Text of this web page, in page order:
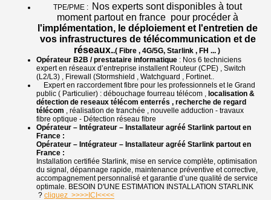
TPE/PME : Nos experts sont disponibles à tout
moment partout en france pour procéder à
l'implémentation, le déploiement et l'entretien de
vos infrastructures de télécommunication et de
réseaux..( Fibre , 4G/5G, Starlink , FH ... )
Opérateur B2B / prestataire informatique : Nos 6 techniciens
expert en réseaux d’entreprise installent Routeur (CPE) , Switch
(L2/L3) , Firewall (Stormshield , Watchguard , Fortinet..
Expert en raccordement fibre pour les professionnels et le Grand
public ( Particulier) : débouchage fourreau télécom , localisation &
détection de reseaux télécom enterrés , recherche de regard
télécom , réalisation de tranchée , nouvelle adduction - travaux
fibre optique - Détection réseau fibre
Opérateur – Intégrateur – Installateur agréé Starlink partout en
France :
Opérateur – Intégrateur – Installateur agréé Starlink partout en
France :
Installation certifiée Starlink, mise en service complète, optimisation
du signal, dépannage rapide, maintenance préventive et corrective,
accompagnement personnalisé et garantie d’une qualité de service
optimale. BESOIN D'UNE ESTIMATION INSTALLATION STARLINK
? cliquez >>>>ICI<<<<